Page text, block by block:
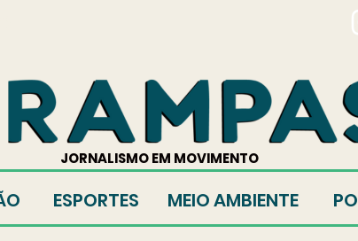
JORNALISMO EM MOVIMENTO
ESPORTES MEIO AMBIENTE